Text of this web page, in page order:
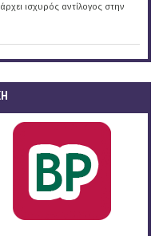
ισχυρός αντίλογος στην